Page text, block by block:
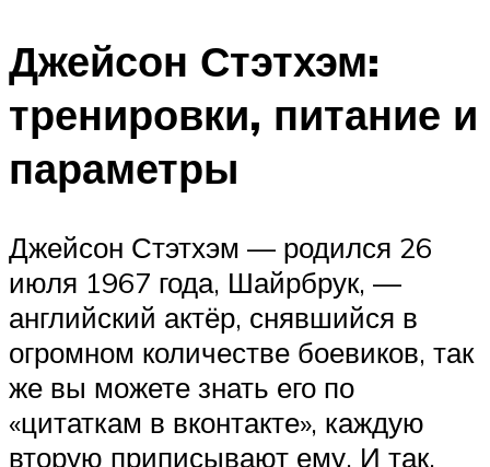
Джейсон Стэтхэм:
тренировки, питание и
параметры
Джейсон Стэтхэм — родился 26
июля 1967 года, Шайрбрук, —
английский актёр, снявшийся в
огромном количестве боевиков, так
же вы можете знать его по
«цитаткам в вконтакте», каждую
вторую приписывают ему. И так,